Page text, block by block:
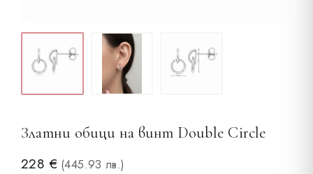
Златни обици на винт Double Circle
228 € (445.93 лв.)